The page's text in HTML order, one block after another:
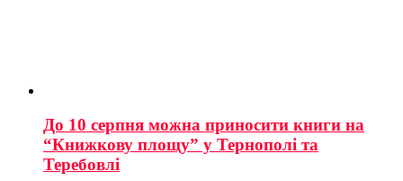
До 10 серпня можна приносити книги на
“Книжкову площу” у Тернополі та
Теребовлі